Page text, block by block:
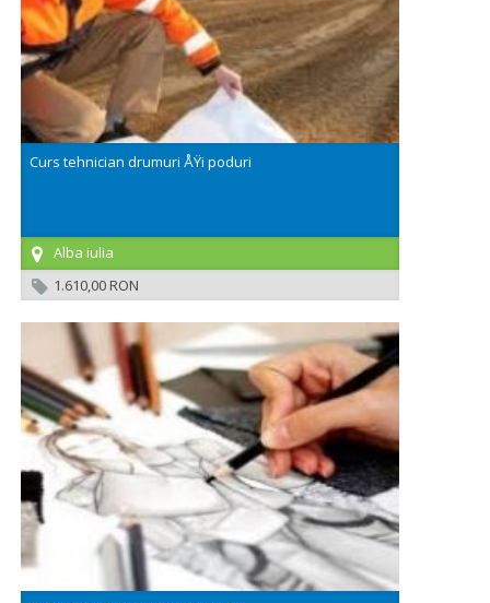
Curs tehnician drumuri ÅŸi poduri
Alba iulia
1.610,00 RON